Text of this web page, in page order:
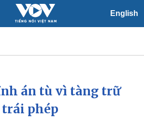
English
Xã hội
Tin 24h
Dự báo thời tiết
án tù vì tàng trữ
phép